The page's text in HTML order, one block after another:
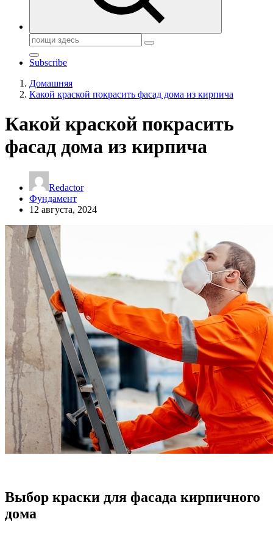
Поиск:
Subscribe
Домашняя
Какой краской покрасить фасад дома из кирпича
Какой краской покрасить
фасад дома из кирпича
Redactor
Фундамент
12 августа, 2024
Выбор краски для фасада кирпичного
дома